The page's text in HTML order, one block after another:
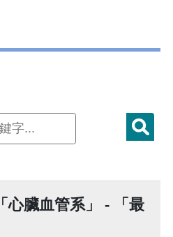
心臟血管系」 - 「最